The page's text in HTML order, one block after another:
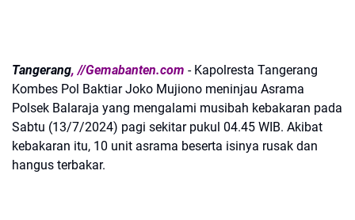
Tangerang, //Gemabanten.com - Kapolresta Tangerang
Kombes Pol Baktiar Joko Mujiono meninjau Asrama
Polsek Balaraja yang mengalami musibah kebakaran pada
Sabtu (13/7/2024) pagi sekitar pukul 04.45 WIB. Akibat
kebakaran itu, 10 unit asrama beserta isinya rusak dan
hangus terbakar.